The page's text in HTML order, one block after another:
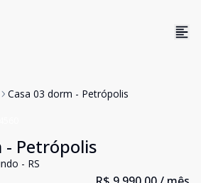
Casa 03 dorm - Petrópolis
- Petrópolis
- RS